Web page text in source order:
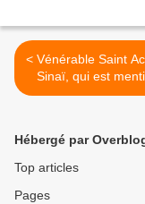
< Vénérable Saint Acace du
Sinaï, qui est
dans l'Echelle
Hébergé par
Top articles
Pages